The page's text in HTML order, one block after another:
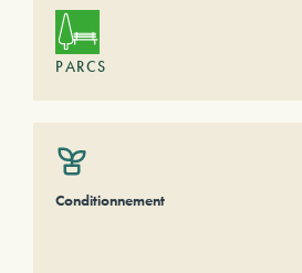
PARCS
Conditionnement